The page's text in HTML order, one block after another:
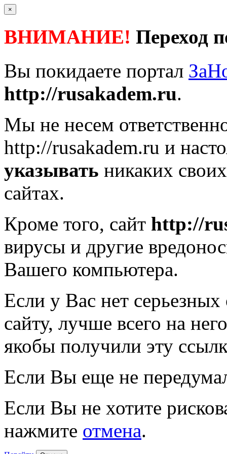
×
ВНИМАНИЕ! Переход
Вы покидаете портал
http://rusakadem.ru.
Мы не несем
http://rusakadem.ru и
указывать никаких
сайтах.
Кроме того, сайт http://
вирусы и другие
Вашего компьютера.
Если у Вас нет
сайту, лучше всего на
якобы получили эту
Если Вы еще не
Если Вы не хотите
нажмите отмена.